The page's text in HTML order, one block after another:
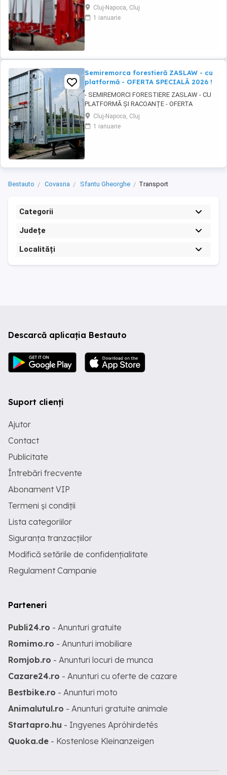
2026. VEHICULE PE STOC SAU IN PRODUCTIE
- CU TERMEN SCURT DE LIVRARE !
DESCRIERE VEHICULE: - Semiremorci
Cluj-Napoca, Cluj
1 ianuarie
Semiremorca forestieră ZASLAW - cu
platformă - OFERTA SPECIALĂ 2026 !
- SEMIREMORCI FORESTIERE ZASLAW - CU
PLATFORMĂ ȘI RACOANȚE - OFERTA
SPECIALĂ 2026 !! - VEHICULE NOI ( 2025 ) -
VEHICULE PE STOC SAU ÎN FABRICAȚIE
ZASLAW !! DESCRIERE: - Semiremorci
...
Cluj-Napoca, Cluj
1 ianuarie
Bestauto Covasna Sfantu Gheorghe Transport
Categorii
Județe
Localități
Descarcă aplicația Bestauto
Suport clienți
Ajutor
Contact
Publicitate
Întrebări frecvente
Abonament VIP
Termeni și condiții
Lista categoriilor
Siguranța tranzacțiilor
Modifică setările de confidențialitate
Regulament Campanie
Parteneri
Publi24.ro - Anunturi gratuite
Romimo.ro - Anunturi imobiliare
Romjob.ro - Anunturi locuri de munca
Cazare24.ro - Anunturi cu oferte de cazare
Bestbike.ro - Anunturi moto
Animalutul.ro - Anunturi gratuite animale
Startapro.hu - Ingyenes Apróhirdetés
Quoka.de - Kostenlose Kleinanzeigen